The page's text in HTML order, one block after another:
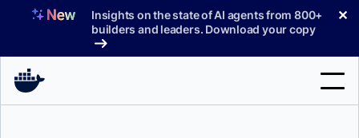
へ
Insights on the state of AI agents from 800+
builders and leaders. Download your copy
✕